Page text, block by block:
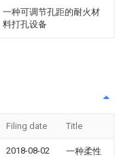
一种可调节孔距的耐火材
料打孔设备
Filing date Title
2018-08-02
一种柔性